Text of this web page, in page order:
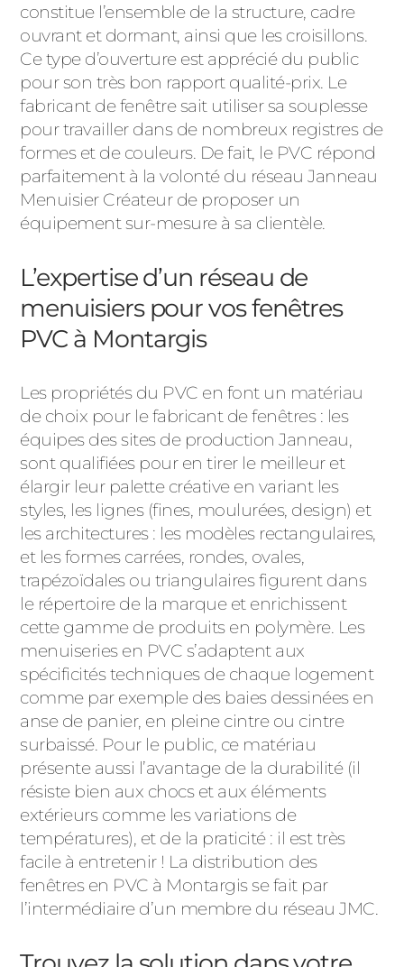
constitue l’ensemble de la structure, cadre
ouvrant et dormant, ainsi que les croisillons.
Ce type d’ouverture est apprécié du public
pour son très bon rapport qualité-prix. Le
fabricant de fenêtre sait utiliser sa souplesse
pour travailler dans de nombreux registres de
formes et de couleurs. De fait, le PVC répond
parfaitement à la volonté du réseau Janneau
Menuisier Créateur de proposer un
équipement sur-mesure à sa clientèle.
L’expertise d’un réseau de
menuisiers pour vos fenêtres
PVC à Montargis
Les propriétés du PVC en font un matériau
de choix pour le fabricant de fenêtres : les
équipes des sites de production Janneau,
sont qualifiées pour en tirer le meilleur et
élargir leur palette créative en variant les
styles, les lignes (fines, moulurées, design) et
les architectures : les modèles rectangulaires,
et les formes carrées, rondes, ovales,
trapézoïdales ou triangulaires figurent dans
le répertoire de la marque et enrichissent
cette gamme de produits en polymère. Les
menuiseries en PVC s’adaptent aux
spécificités techniques de chaque logement
comme par exemple des baies dessinées en
anse de panier, en pleine cintre ou cintre
surbaissé. Pour le public, ce matériau
présente aussi l’avantage de la durabilité (il
résiste bien aux chocs et aux éléments
extérieurs comme les variations de
températures), et de la praticité : il est très
facile à entretenir ! La distribution des
fenêtres en PVC à Montargis se fait par
l’intermédiaire d’un membre du réseau JMC.